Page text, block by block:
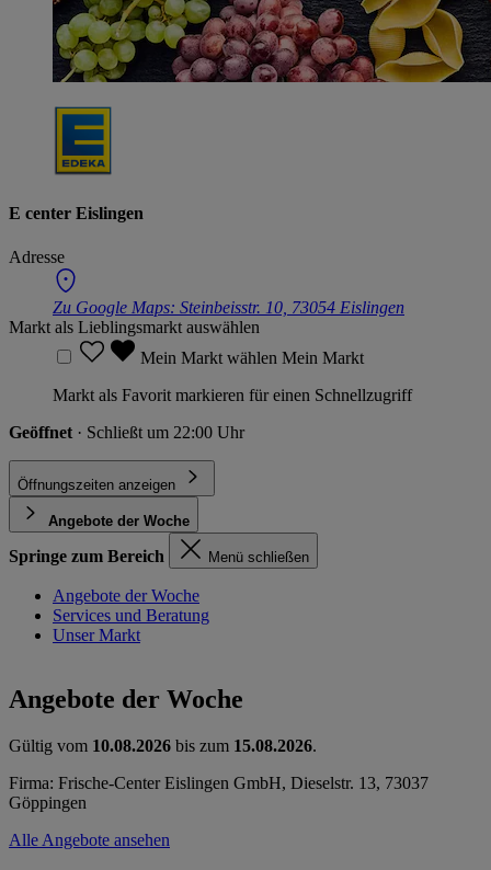
E center Eislingen
Adresse
Zu Google Maps: Steinbeisstr. 10, 73054 Eislingen
Markt als Lieblingsmarkt auswählen
Mein Markt wählen Mein Markt
Markt als Favorit markieren für einen Schnellzugriff
Geöffnet · Schließt um 22:00 Uhr
Öffnungszeiten anzeigen
Angebote der Woche
Springe zum Bereich Menü schließen
Angebote der Woche
Services und Beratung
Unser Markt
Angebote der Woche
Gültig vom 10.08.2026 bis zum 15.08.2026.
Firma: Frische-Center Eislingen GmbH, Dieselstr. 13, 73037
Göppingen
Alle Angebote ansehen